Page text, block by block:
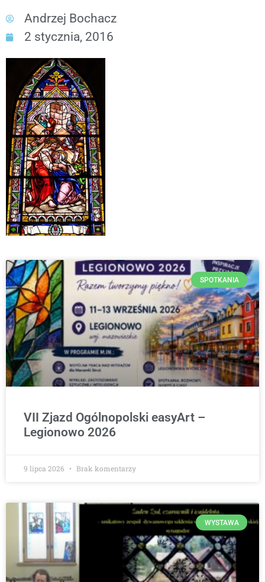
Andrzej Bochacz
2 stycznia, 2016
SPOTKANIA
VII Zjazd Ogólnopolski easyArt –
Legionowo 2026
9 lipca 2026 Brak komentarzy
WYSTAWA